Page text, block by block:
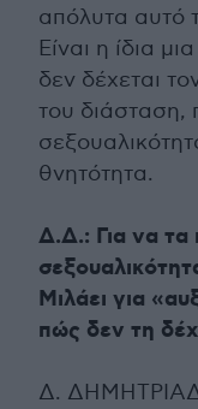
απόλυτα αυτό
Είναι η ίδια
δεν δέχεται
του διάσταση,
θνητότητα.
Δ.Δ.: Για να τα
Μιλάει για
πώς δεν τη
Δ.